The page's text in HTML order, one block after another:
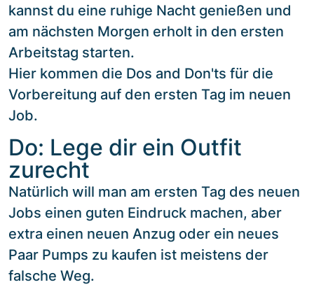
kannst du eine ruhige Nacht genießen und
am nächsten Morgen erholt in den ersten
Arbeitstag starten.
Hier kommen die Dos and Don'ts für die
Vorbereitung auf den ersten Tag im neuen
Job.
Do: Lege dir ein Outfit
zurecht
Natürlich will man am ersten Tag des neuen
Jobs einen guten Eindruck machen, aber
extra einen neuen Anzug oder ein neues
Paar Pumps zu kaufen ist meistens der
falsche Weg.